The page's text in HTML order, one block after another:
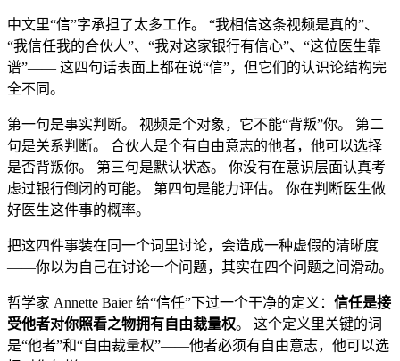
中文里“信”字承担了太多工作。 “我相信这条视频是真的”、
“我信任我的合伙人”、“我对这家银行有信心”、“这位医生靠
谱”—— 这四句话表面上都在说“信”，但它们的认识论结构完
全不同。
第一句是事实判断。 视频是个对象，它不能“背叛”你。 第二
句是关系判断。 合伙人是个有自由意志的他者，他可以选择
是否背叛你。 第三句是默认状态。 你没有在意识层面认真考
虑过银行倒闭的可能。 第四句是能力评估。 你在判断医生做
好医生这件事的概率。
把这四件事装在同一个词里讨论，会造成一种虚假的清晰度
——你以为自己在讨论一个问题，其实在四个问题之间滑动。
哲学家 Annette Baier 给“信任”下过一个干净的定义： 信任是接
受他者对你照看之物拥有自由裁量权。 这个定义里关键的词
是“他者”和“自由裁量权”——他者必须有自由意志，他可以选